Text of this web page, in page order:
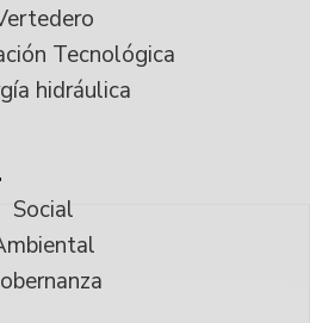
Tecnológica
hidráulica
Social